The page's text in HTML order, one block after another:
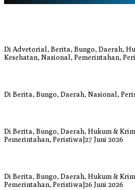
Di Advetorial, Berita, Bungo, Daerah,
Kesehatan, Nasional, Pemerintahan,
Di Berita, Bungo, Daerah, Nasional,
Di Berita, Bungo, Daerah, Hukum &
Pemerintahan, Peristiwa 27 Juni 2026
Di Berita, Bungo, Daerah, Hukum &
Pemerintahan, Peristiwa 26 Juni 2026